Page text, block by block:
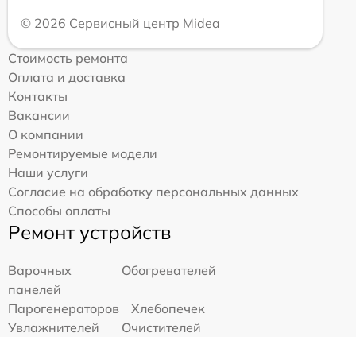
© 2026 Сервисный центр Midea
Стоимость ремонта
Оплата и доставка
Контакты
Вакансии
О компании
Ремонтируемые модели
Наши услуги
Согласие на обработку персональных данных
Способы оплаты
Ремонт устройств
Варочных
панелей
Обогревателей
Парогенераторов
Хлебопечек
Увлажнителей
Очистителей